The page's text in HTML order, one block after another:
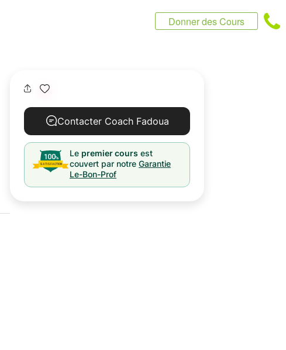
Donner des Cours
Contacter Coach Fadoua
Le premier cours est
couvert par notre Garantie
Le-Bon-Prof